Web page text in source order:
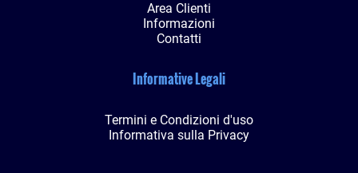
Area Clienti
Informazioni
Contatti
Informative Legali
Termini e Condizioni d'uso
Informativa sulla Privacy